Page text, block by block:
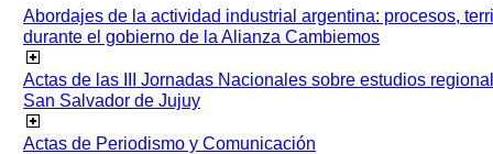
Abordajes de la actividad industrial argentina: procesos,
durante el gobierno de la Alianza Cambiemos
Actas de las III Jornadas Nacionales sobre estudios
San Salvador de Jujuy
Actas de Periodismo y Comunicación